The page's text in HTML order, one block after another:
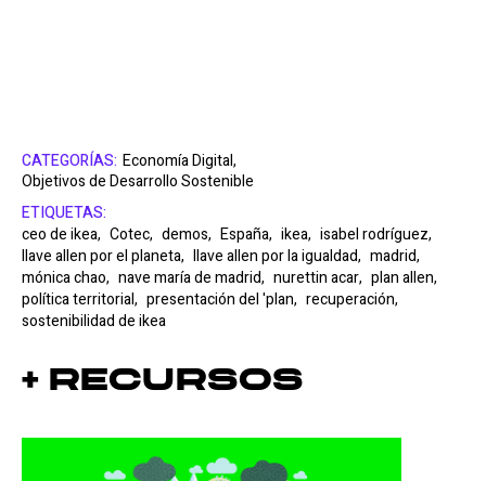
CATEGORÍAS: Economía Digital,
Objetivos de Desarrollo Sostenible
ETIQUETAS:
ceo de ikea, Cotec, demos, España, ikea, isabel rodríguez,
llave allen por el planeta, llave allen por la igualdad, madrid,
mónica chao, nave maría de madrid, nurettin acar, plan allen,
política territorial, presentación del 'plan, recuperación,
sostenibilidad de ikea
+ Recursos